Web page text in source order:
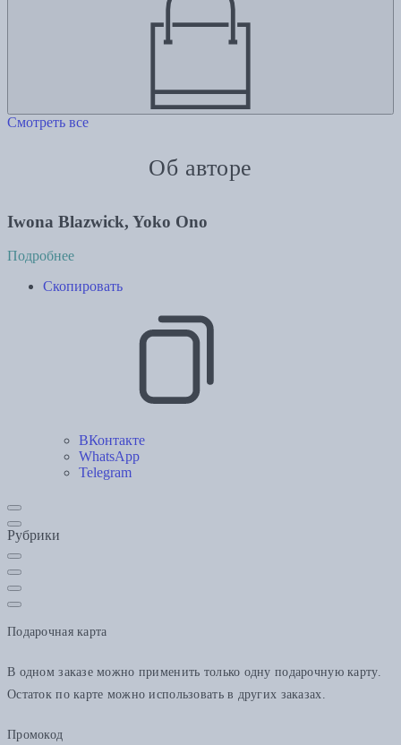
Смотреть все
Об авторе
Iwona Blazwick, Yoko Ono
Подробнее
Скопировать
ВКонтакте
WhatsApp
Telegram
Рубрики
Подарочная карта
В одном заказе можно применить только одну подарочную карту.
Остаток по карте можно использовать в других заказах.
Промокод